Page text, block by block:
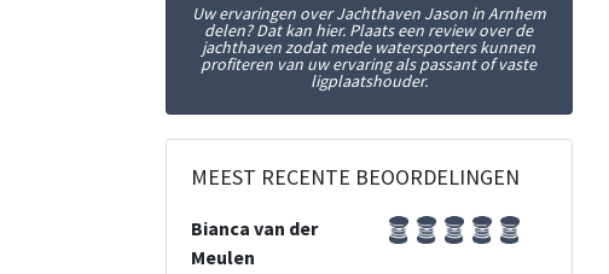
Uw ervaringen over Jachthaven Jason in Arnhem
delen? Dat kan hier. Plaats een review over de
jachthaven zodat mede watersporters kunnen
profiteren van uw ervaring als passant of vaste
ligplaatshouder.
MEEST RECENTE BEOORDELINGEN
Bianca van der
Meulen